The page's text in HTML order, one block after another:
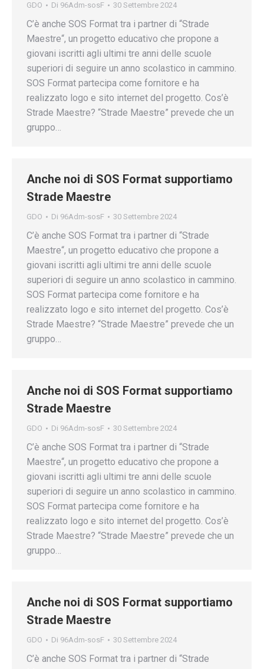
GDO Di 96Adm-sosF 30 Settembre 2024
C’è anche SOS Format tra i partner di “Strade
Maestre“, un progetto educativo che propone a
giovani iscritti agli ultimi tre anni delle scuole
superiori di seguire un anno scolastico in cammino.
SOS Format partecipa come fornitore e ha
realizzato logo e sito internet del progetto. Cos’è
Strade Maestre? “Strade Maestre” prevede che un
gruppo…
Anche noi di SOS Format supportiamo
Strade Maestre
GDO Di 96Adm-sosF 30 Settembre 2024
C’è anche SOS Format tra i partner di “Strade
Maestre“, un progetto educativo che propone a
giovani iscritti agli ultimi tre anni delle scuole
superiori di seguire un anno scolastico in cammino.
SOS Format partecipa come fornitore e ha
realizzato logo e sito internet del progetto. Cos’è
Strade Maestre? “Strade Maestre” prevede che un
gruppo…
Anche noi di SOS Format supportiamo
Strade Maestre
GDO Di 96Adm-sosF 30 Settembre 2024
C’è anche SOS Format tra i partner di “Strade
Maestre“, un progetto educativo che propone a
giovani iscritti agli ultimi tre anni delle scuole
superiori di seguire un anno scolastico in cammino.
SOS Format partecipa come fornitore e ha
realizzato logo e sito internet del progetto. Cos’è
Strade Maestre? “Strade Maestre” prevede che un
gruppo…
Anche noi di SOS Format supportiamo
Strade Maestre
GDO Di 96Adm-sosF 30 Settembre 2024
C’è anche SOS Format tra i partner di “Strade